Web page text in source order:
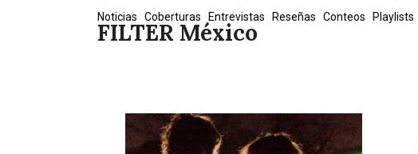
FILTER México
Noticias Coberturas Entrevistas Reseñas Conteos Playlists